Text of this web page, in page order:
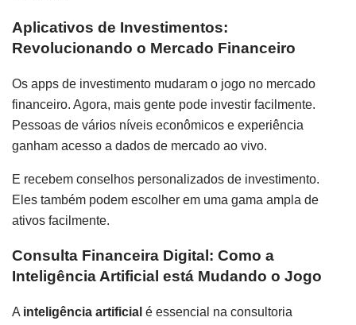
Aplicativos de Investimentos:
Revolucionando o Mercado Financeiro
Os apps de investimento mudaram o jogo no mercado
financeiro. Agora, mais gente pode investir facilmente.
Pessoas de vários níveis econômicos e experiência
ganham acesso a dados de mercado ao vivo.
E recebem conselhos personalizados de investimento.
Eles também podem escolher em uma gama ampla de
ativos facilmente.
Consulta Financeira Digital: Como a
Inteligência Artificial está Mudando o Jogo
A inteligência artificial é essencial na consultoria